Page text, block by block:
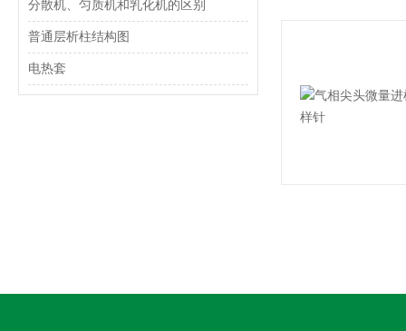
分散机、匀质机和乳化机的区别
普通层析柱结构图
电热套